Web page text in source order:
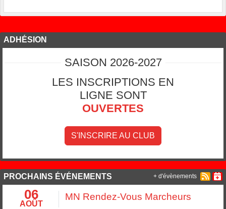
ADHÉSION
SAISON 2026-2027
LES INSCRIPTIONS EN
LIGNE SONT
OUVERTES
S'INSCRIRE AU CLUB
PROCHAINS ÉVÉNEMENTS
06
AOÛT
MN Rendez-Vous Marcheurs
+ d'évènements